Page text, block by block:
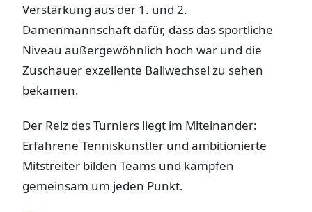
Verstärkung aus der 1. und 2.
Damenmannschaft dafür, dass das sportliche
Niveau außergewöhnlich hoch war und die
Zuschauer exzellente Ballwechsel zu sehen
bekamen.
Der Reiz des Turniers liegt im Miteinander:
Erfahrene Tenniskünstler und ambitionierte
Mitstreiter bilden Teams und kämpfen
gemeinsam um jeden Punkt.